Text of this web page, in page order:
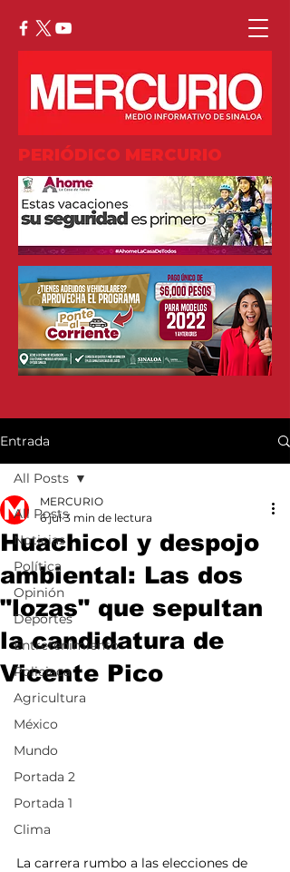
PERIÓDICO MERCURIO
Entrada
All Posts
Noticias
Política
Opinión
Deportes
Entretenimiento
Policiaca
Agricultura
México
Mundo
Portada 2
Portada 1
Clima
All Posts
Huachicol y despojo
ambiental: Las dos
"lozas" que sepultan
la candidatura de
Vicente Pico
MERCURIO
6 jul 3 min de lectura
La carrera rumbo a las elecciones de